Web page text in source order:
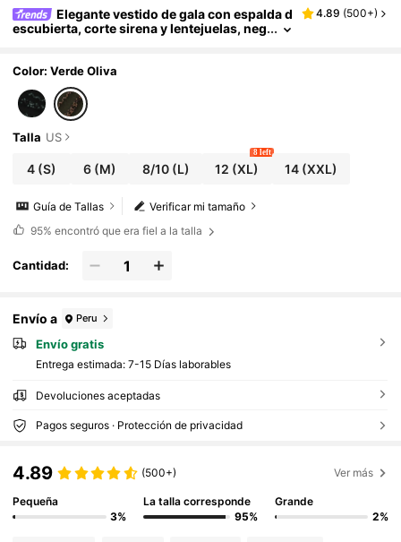
Elegante vestido de gala con espalda d
escubierta, corte sirena y lentejuelas, neg
rimavera y otoño
4.89 (500+)
Color: Verde Oliva
Talla US
4 (S) 6 (M) 8/10(L) 12 (XL)
8 left
14 (XXL)
Verificar mi tamaño
Guía de Tallas
95% encontró que era fiel a la talla
Cantidad:
Envío a Peru
Envío gratis
Entrega estimada: 7-15 Días laborables
Devoluciones aceptadas
Pagos seguros · Protección de privacidad
4.89 (500+) Ver más
Pequeña
3%
La talla corresponde
95%
Grande
2%